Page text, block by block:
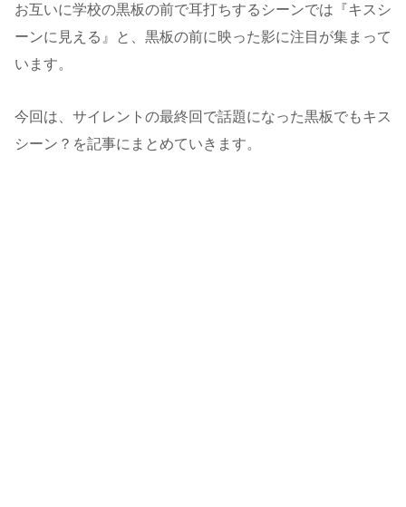
お互いに学校の黒板の前で耳打ちするシーンでは『キスシ
ーンに見える』と、黒板の前に映った影に注目が集まって
います。
今回は、サイレントの最終回で話題になった黒板でもキス
シーン？を記事にまとめていきます。